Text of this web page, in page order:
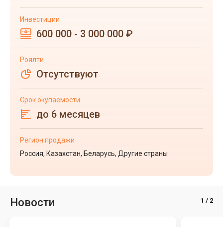
Инвестиции
600 000 - 3 000 000 ₽
Роялти
Отсутствуют
Срок окупаемости
до 6 месяцев
Регион продажи
Россия, Казахстан, Беларусь, Другие страны
Новости